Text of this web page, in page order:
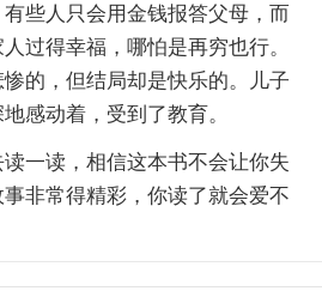
些人只会用金钱报答父母，而
过得幸福，哪怕是再穷也行。
的，但结局却是快乐的。儿子
感动着，受到了教育。
一读，相信这本书不会让你失
非常得精彩，你读了就会爱不